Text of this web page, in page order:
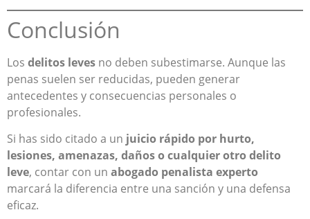
Conclusión
Los delitos leves no deben subestimarse. Aunque las
penas suelen ser reducidas, pueden generar
antecedentes y consecuencias personales o
profesionales.
Si has sido citado a un juicio rápido por hurto,
lesiones, amenazas, daños o cualquier otro delito
leve, contar con un abogado penalista experto
marcará la diferencia entre una sanción y una defensa
eficaz.